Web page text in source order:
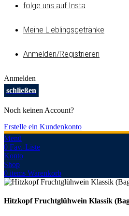
folge uns auf Insta
Meine Lieblingsgetränke
Anmelden/Registrieren
Anmelden
schließen
Noch keinen Account?
Erstelle ein Kundenkonto
Menü
0 Fav.-Liste
Konto
Shop
0 items Warenkorb
Hitzkopf Fruchtglühwein Klassik